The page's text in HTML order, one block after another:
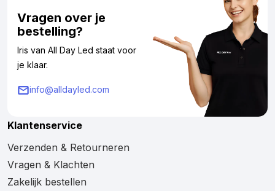
Vragen over je
bestelling?
Iris van All Day Led staat voor
je klaar.
info@alldayled.com
Klantenservice
Verzenden & Retourneren
Vragen & Klachten
Zakelijk bestellen